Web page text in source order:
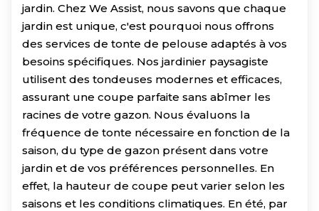
jardin. Chez We Assist, nous savons que chaque
jardin est unique, c'est pourquoi nous offrons
des services de tonte de pelouse adaptés à vos
besoins spécifiques. Nos jardinier paysagiste
utilisent des tondeuses modernes et efficaces,
assurant une coupe parfaite sans abîmer les
racines de votre gazon. Nous évaluons la
fréquence de tonte nécessaire en fonction de la
saison, du type de gazon présent dans votre
jardin et de vos préférences personnelles. En
effet, la hauteur de coupe peut varier selon les
saisons et les conditions climatiques. En été, par